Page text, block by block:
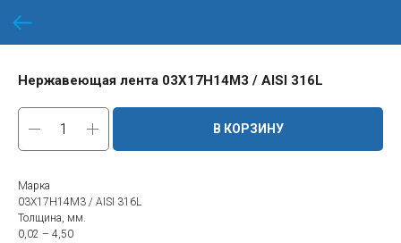
Нержавеющая лента 03Х17Н14М3 / AISI 316L
В КОРЗИНУ
Марка
03Х17Н14М3 / AISI 316L
Толщина, мм.
0,02 – 4,50